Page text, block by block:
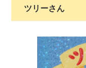
ツリーさん